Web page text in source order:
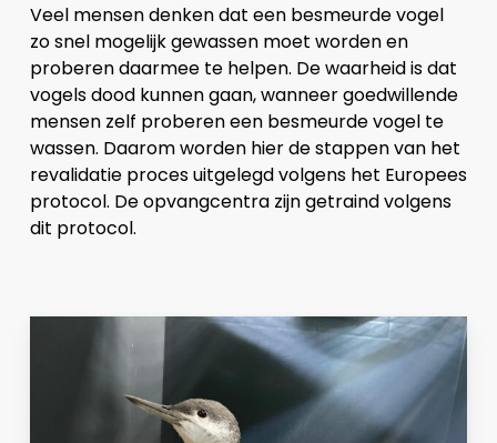
Veel mensen denken dat een besmeurde vogel
zo snel mogelijk gewassen moet worden en
proberen daarmee te helpen. De waarheid is dat
vogels dood kunnen gaan, wanneer goedwillende
mensen zelf proberen een besmeurde vogel te
wassen. Daarom worden hier de stappen van het
revalidatie proces uitgelegd volgens het Europees
protocol. De opvangcentra zijn getraind volgens
dit protocol.